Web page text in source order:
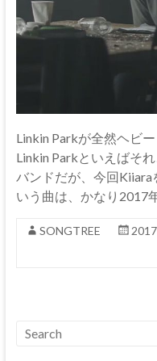
Linkin Parkが全然ヘビ
Linkin Parkといえばそ
バンドだが、今回
いう曲は、かなり2017
SONGTREE